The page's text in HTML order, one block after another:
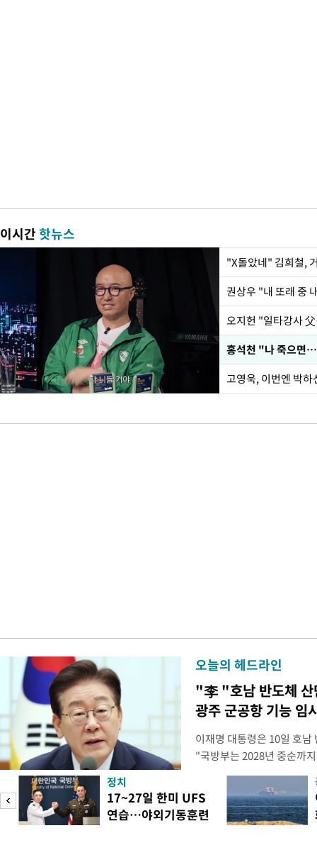
이시간핫뉴스
"X돌았네" 김희철,
권상우 "내 또래 중
홍석천 "나 죽으면
오늘의 헤드라인
"李 "호남 반도체 산
광주 군공항 기능 임
이재명 대통령은 10일 호
"국방부는 2028년 중순까
으로 임시 배치해서 광주
조기에 활용될 수 있도록
대통령은 이날 오후 청와대
차 민관합동 점검회의'에서
정치
17~27일 한미 UFS
연습…야외기동훈련